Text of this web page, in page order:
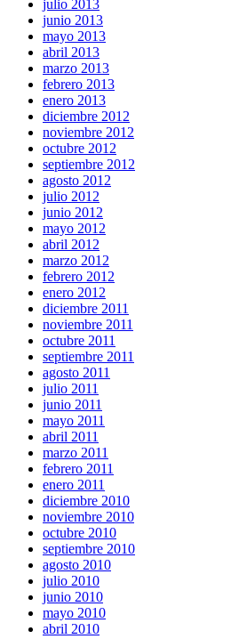
julio 2013
junio 2013
mayo 2013
abril 2013
marzo 2013
febrero 2013
enero 2013
diciembre 2012
noviembre 2012
octubre 2012
septiembre 2012
agosto 2012
julio 2012
junio 2012
mayo 2012
abril 2012
marzo 2012
febrero 2012
enero 2012
diciembre 2011
noviembre 2011
octubre 2011
septiembre 2011
agosto 2011
julio 2011
junio 2011
mayo 2011
abril 2011
marzo 2011
febrero 2011
enero 2011
diciembre 2010
noviembre 2010
octubre 2010
septiembre 2010
agosto 2010
julio 2010
junio 2010
mayo 2010
abril 2010